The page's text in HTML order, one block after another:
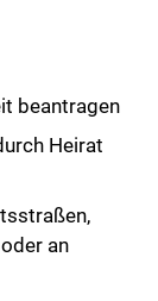
beantragen
Heirat
an